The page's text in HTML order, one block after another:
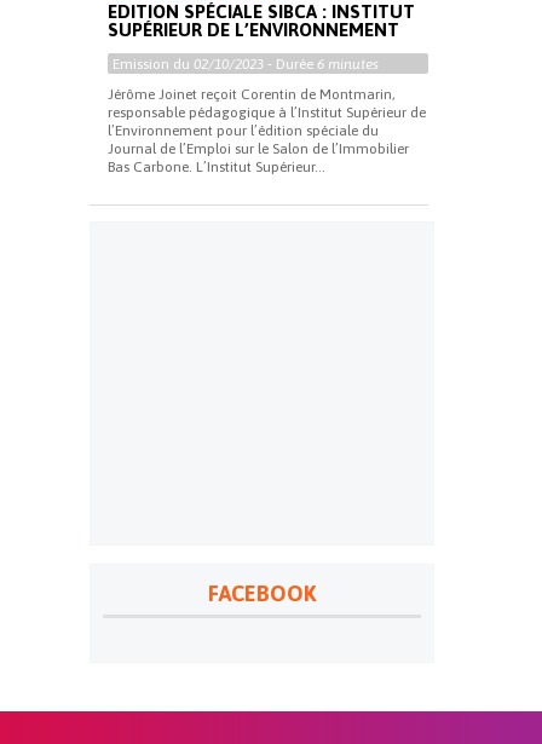
EDITION SPÉCIALE SIBCA : INSTITUT
SUPÉRIEUR DE L’ENVIRONNEMENT
Emission du 02/10/2023 - Durée 6 minutes
Jérôme Joinet reçoit Corentin de Montmarin,
responsable pédagogique à l’Institut Supérieur de
l’Environnement pour l’édition spéciale du
Journal de l’Emploi sur le Salon de l’Immobilier
Bas Carbone. L’Institut Supérieur...
FACEBOOK